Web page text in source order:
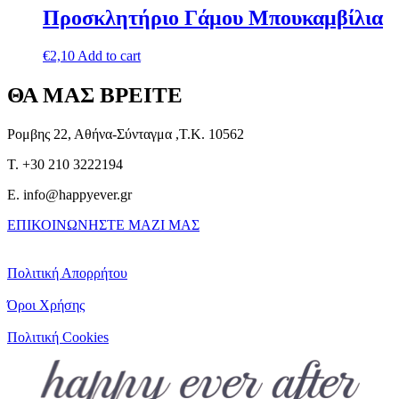
Προσκλητήριο Γάμου Μπουκαμβίλια
€2,10 Add to cart
ΘΑ ΜΑΣ ΒΡΕΙΤΕ
Ρομβης 22, Αθήνα-Σύνταγμα ,Τ.Κ. 10562
T. +30 210 3222194
E. info@happyever.gr
ΕΠΙΚΟΙΝΩΝΗΣΤΕ ΜΑΖΙ ΜΑΣ
Πολιτική Απορρήτου
Όροι Χρήσης
Πολιτική Cookies